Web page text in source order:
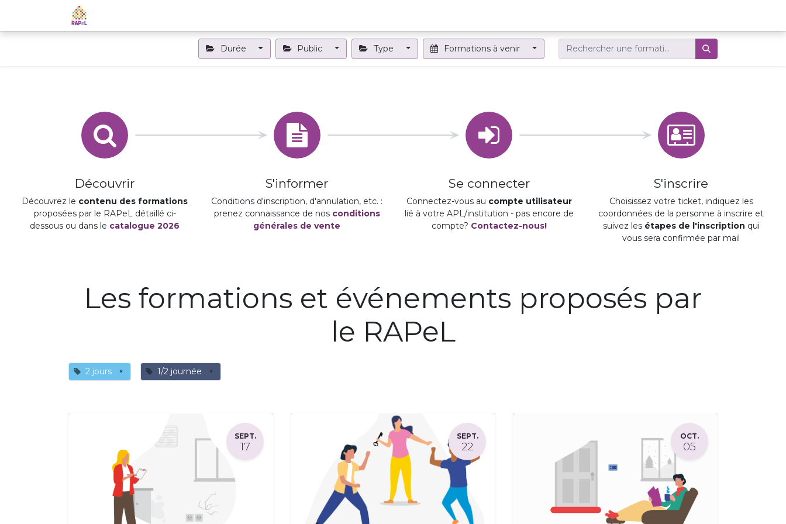
Durée Public Type Formations à venir
Découvrir
Découvrez le contenu des formations
proposées par le RAPeL détaillé ci-
dessous ou dans le catalogue 2026
S'informer
Conditions d'inscription, d'annulation, etc. :
prenez connaissance de nos conditions
générales de vente
Se connecter
Connectez-vous au compte utilisateur
lié à votre APL/institution - pas encore de
compte? Contactez-nous!
S'inscrire
Choisissez votre ticket, indiquez les
coordonnées de la personne à inscrire et
suivez les étapes de l'inscription qui
vous sera confirmée par mail
Les formations et événements proposés par
le RAPeL
2 jours × 1/2 journée ×
SEPT.
17
SEPT.
22
OCT.
05